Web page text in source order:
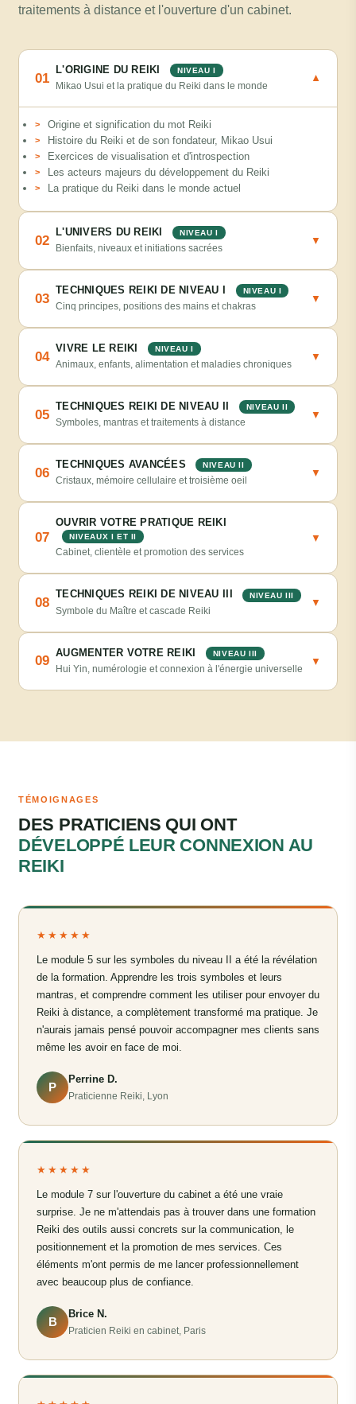
traitements à distance et l'ouverture d'un cabinet.
01
L'ORIGINE DU REIKI NIVEAU I
Mikao Usui et la pratique du Reiki dans le monde
▼
Origine et signification du mot Reiki
Histoire du Reiki et de son fondateur, Mikao Usui
Exercices de visualisation et d'introspection
Les acteurs majeurs du développement du Reiki
La pratique du Reiki dans le monde actuel
02
L'UNIVERS DU REIKI NIVEAU I
Bienfaits, niveaux et initiations sacrées
▼
03
TECHNIQUES REIKI DE NIVEAU I NIVEAU I
Cinq principes, positions des mains et chakras
▼
04
VIVRE LE REIKI NIVEAU I
Animaux, enfants, alimentation et maladies chroniques
▼
05
TECHNIQUES REIKI DE NIVEAU II NIVEAU II
Symboles, mantras et traitements à distance
▼
06
TECHNIQUES AVANCÉES NIVEAU II
Cristaux, mémoire cellulaire et troisième oeil
▼
07
OUVRIR VOTRE PRATIQUE REIKI
NIVEAUX I ET II
Cabinet, clientèle et promotion des services
▼
08
TECHNIQUES REIKI DE NIVEAU III NIVEAU III
Symbole du Maître et cascade Reiki
▼
09
AUGMENTER VOTRE REIKI NIVEAU III
Hui Yin, numérologie et connexion à l'énergie universelle
▼
TÉMOIGNAGES
DES PRATICIENS QUI ONT
DÉVELOPPÉ LEUR CONNEXION AU
REIKI
★★★★★
Le module 5 sur les symboles du niveau II a été la révélation
de la formation. Apprendre les trois symboles et leurs
mantras, et comprendre comment les utiliser pour envoyer du
Reiki à distance, a complètement transformé ma pratique. Je
n'aurais jamais pensé pouvoir accompagner mes clients sans
même les avoir en face de moi.
P
Perrine D.
Praticienne Reiki, Lyon
★★★★★
Le module 7 sur l'ouverture du cabinet a été une vraie
surprise. Je ne m'attendais pas à trouver dans une formation
Reiki des outils aussi concrets sur la communication, le
positionnement et la promotion de mes services. Ces
éléments m'ont permis de me lancer professionnellement
avec beaucoup plus de confiance.
B
Brice N.
Praticien Reiki en cabinet, Paris